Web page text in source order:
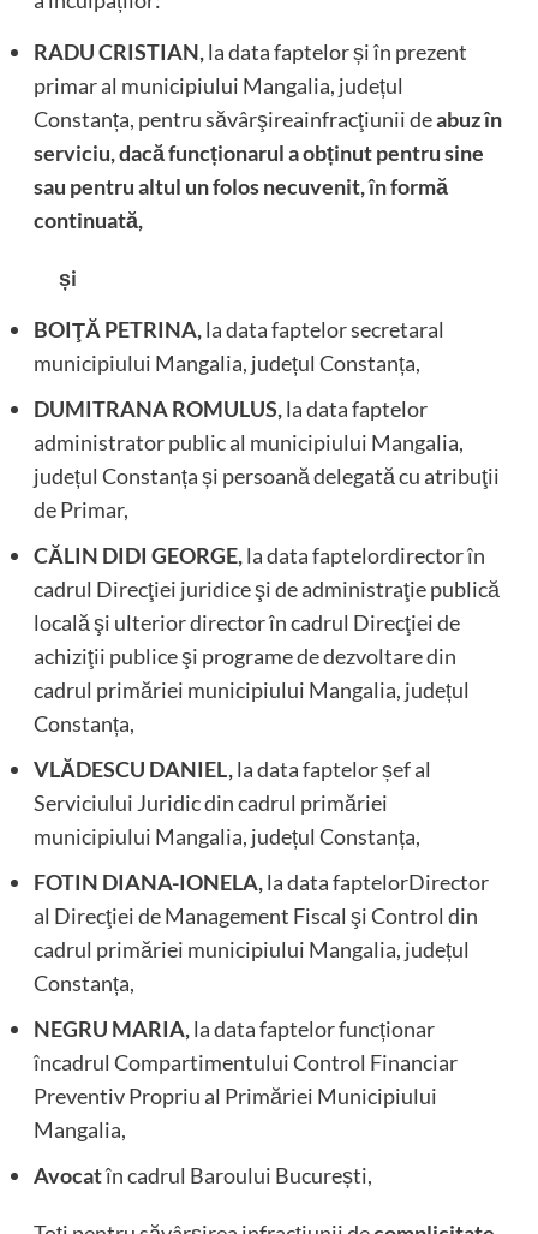
RADU CRISTIAN,la data faptelor și în prezent
primar al municipiului Mangalia, județul
Constanța, pentru săvârşireainfracţiunii deabuz în
serviciu, dacă funcționarul a obținut pentru sine
sau pentru altul un folos necuvenit, în formă
continuată,
și
BOIŢĂ PETRINA,la data faptelor secretaral
municipiului Mangalia, județul Constanța,
DUMITRANA ROMULUS,la data faptelor
administrator public al municipiului Mangalia,
județul Constanța și persoană delegată cu atribuţii
de Primar,
CĂLIN DIDI GEORGE,la data faptelordirector în
cadrul Direcţiei juridice şi de administraţie publică
locală şi ulterior director în cadrul Direcţiei de
achiziţii publice şi programe de dezvoltare din
cadrul primăriei municipiului Mangalia, județul
Constanța,
VLĂDESCU DANIEL,la data faptelor șef al
Serviciului Juridic din cadrul primăriei
municipiului Mangalia, județul Constanța,
FOTIN DIANA-IONELA,la data faptelorDirector
al Direcţiei de Management Fiscal şi Control din
cadrul primăriei municipiului Mangalia, județul
Constanța,
NEGRU MARIA,la data faptelor funcționar
încadrul Compartimentului Control Financiar
Preventiv Propriu al Primăriei Municipiului
Mangalia,
Avocatîn cadrul Baroului București,